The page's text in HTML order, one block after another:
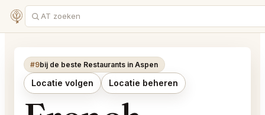
#9bij de beste Restaurants in Aspen
Locatie volgen Locatie beheren